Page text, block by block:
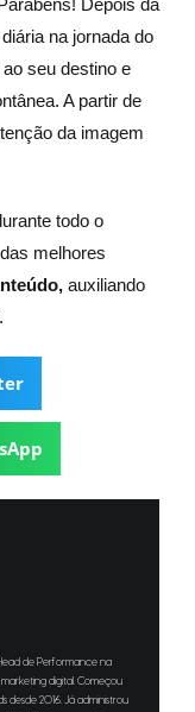
na jornada do
seu destino e
A partir de
da imagem
todo o
melhores
auxiliando
de Performance na
digital. Começou
desde 2016. Já administrou